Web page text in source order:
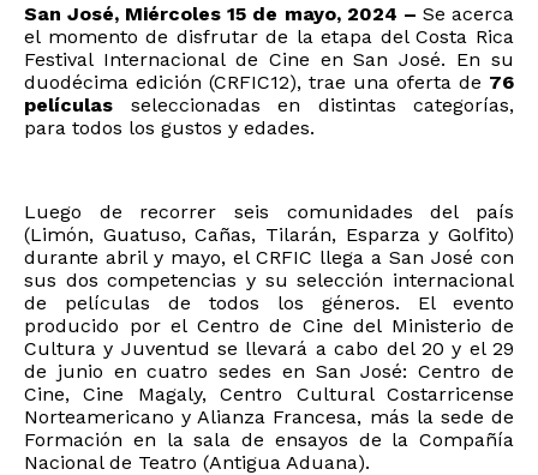
San José, Miércoles 15 de mayo, 2024 – Se acerca
el momento de disfrutar de la etapa del Costa Rica
Festival Internacional de Cine en San José. En su
duodécima edición (CRFIC12), trae una oferta de 76
películas seleccionadas en distintas categorías,
para todos los gustos y edades.
Luego de recorrer seis comunidades del país
(Limón, Guatuso, Cañas, Tilarán, Esparza y Golfito)
durante abril y mayo, el CRFIC llega a San José con
sus dos competencias y su selección internacional
de películas de todos los géneros. El evento
producido por el Centro de Cine del Ministerio de
Cultura y Juventud se llevará a cabo del 20 y el 29
de junio en cuatro sedes en San José: Centro de
Cine, Cine Magaly, Centro Cultural Costarricense
Norteamericano y Alianza Francesa, más la sede de
Formación en la sala de ensayos de la Compañía
Nacional de Teatro (Antigua Aduana).